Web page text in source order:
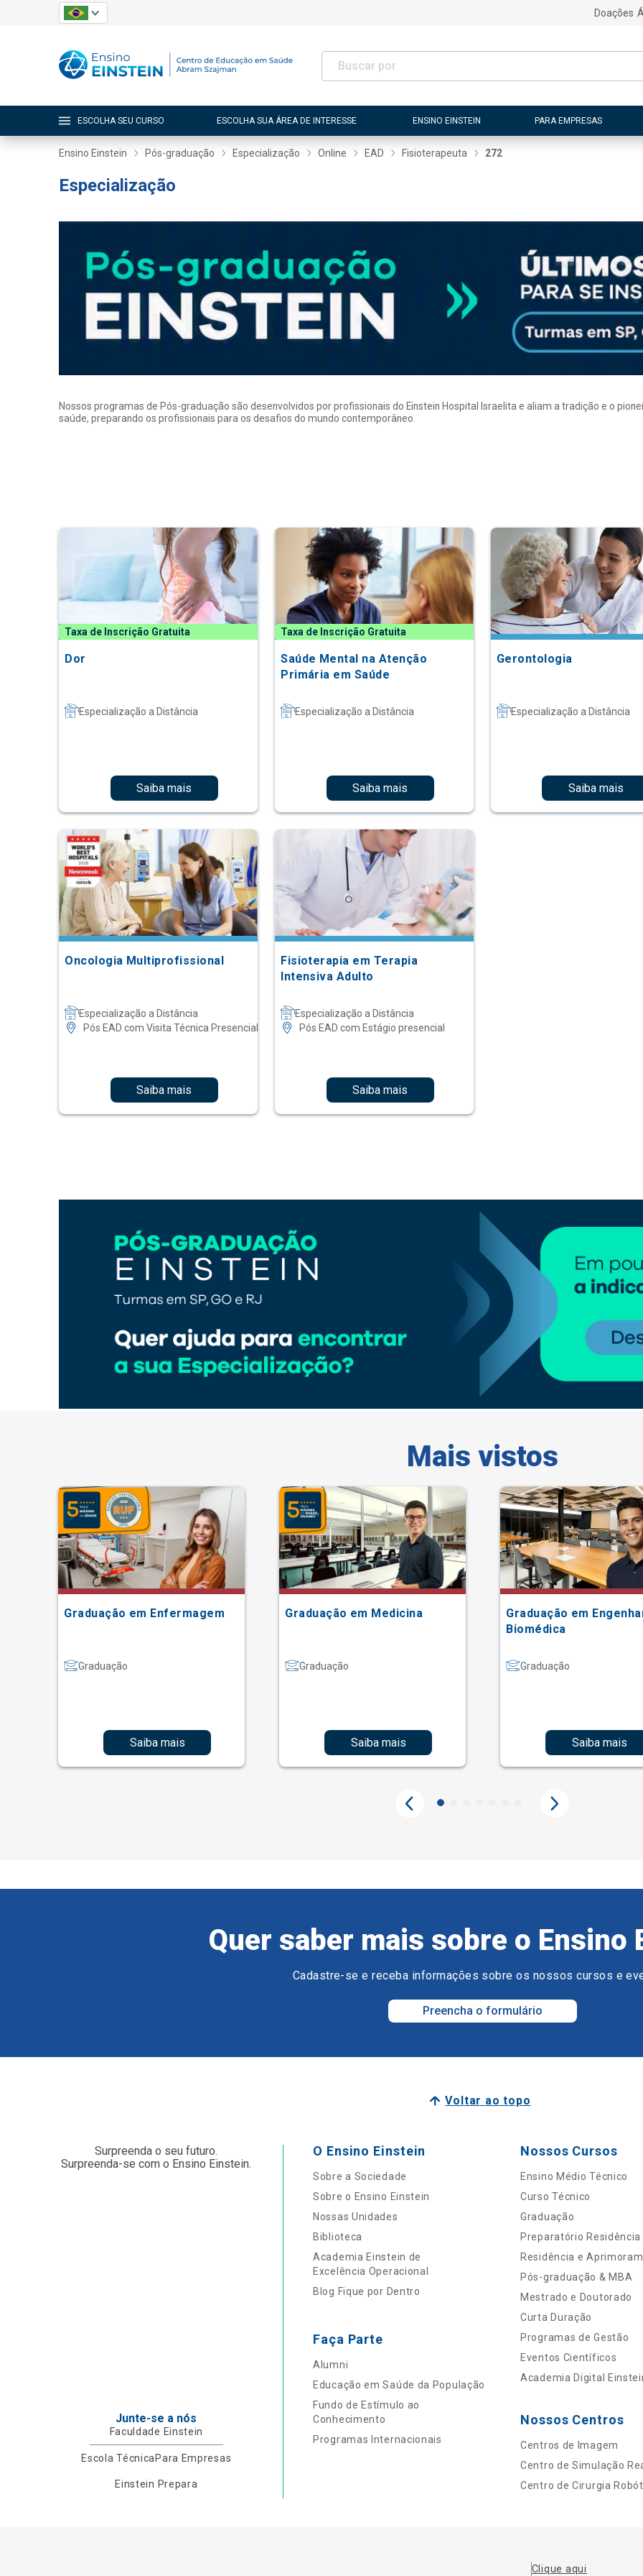
Doações
ESCOLHA SEU CURSO ESCOLHA SUA ÁREA DE INTERESSE ENSINO EINSTEIN PARA EMPRESAS
Ensino Einstein Pós-graduação Especialização Online EAD Fisioterapeuta 272
Especialização
Nossos programas de Pós-graduação são desenvolvidos por profissionais do Einstein Hospital Israelita e aliam a tradição e o
saúde, preparando os profissionais para os desafios do mundo contemporâneo.
Taxa de Inscrição Gratuita
Dor
Especialização a Distância
Saiba mais
Taxa de Inscrição Gratuita
Saúde Mental na Atenção
Primária em Saúde
Especialização a Distância
Saiba mais
Gerontologia
Especialização a Distância
Saiba mais
Oncologia Multiprofissional
Especialização a Distância
Pós EAD com Visita Técnica Presencial
Saiba mais
Fisioterapia em Terapia
Intensiva Adulto
Especialização a Distância
Pós EAD com Estágio presencial
Saiba mais
Mais vistos
Graduação em Enfermagem
Graduação
Saiba mais
Graduação em Medicina
Graduação
Saiba mais
Graduação em
Biomédica
Graduação
Saiba mais
Quer saber mais sobre o Ensino
Cadastre-se e receba informações sobre os nossos cursos e
Preencha o formulário
Voltar ao topo
Surpreenda o seu futuro.
Surpreenda-se com o Ensino Einstein.
Junte-se a nós
Faculdade Einstein
Escola TécnicaPara Empresas
Einstein Prepara
O Ensino Einstein
Sobre a Sociedade
Sobre o Ensino Einstein
Nossas Unidades
Biblioteca
Academia Einstein de
Excelência Operacional
Blog Fique por Dentro
Faça Parte
Alumni
Educação em Saúde da População
Fundo de Estímulo ao
Conhecimento
Programas Internacionais
Nossos Cursos
Ensino Médio Técnico
Curso Técnico
Graduação
Preparatório Residência
Residência e
Pós-graduação & MBA
Mestrado e Doutorado
Curta Duração
Programas de Gestão
Eventos Científicos
Academia Digital
Nossos Centros
Centros de Imagem
Centro de Simulação
Centro de Cirurgia
Clique aqui